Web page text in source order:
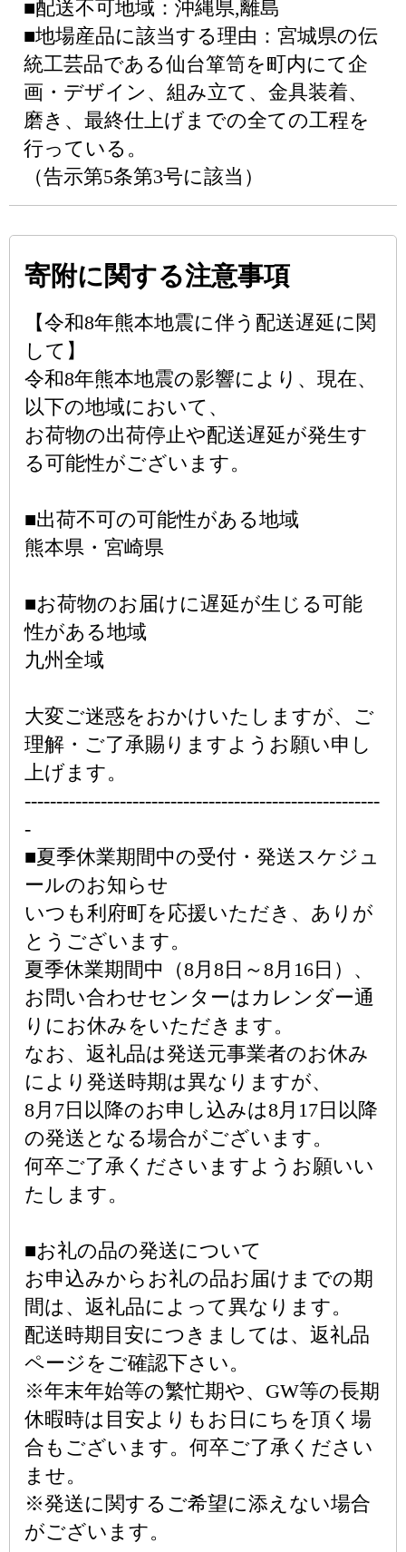
■配送不可地域：沖縄県,離島
■地場産品に該当する理由：宮城県の伝
統工芸品である仙台箪笥を町内にて企
画・デザイン、組み立て、金具装着、
磨き、最終仕上げまでの全ての工程を
行っている。
（告示第5条第3号に該当）
寄附に関する注意事項
【令和8年熊本地震に伴う配送遅延に関
して】
令和8年熊本地震の影響により、現在、
以下の地域において、
お荷物の出荷停止や配送遅延が発生す
る可能性がございます。
■出荷不可の可能性がある地域
熊本県・宮崎県
■お荷物のお届けに遅延が生じる可能
性がある地域
九州全域
大変ご迷惑をおかけいたしますが、ご
理解・ご了承賜りますようお願い申し
上げます。
--------------------------------------------------------
-
■夏季休業期間中の受付・発送スケジュ
ールのお知らせ
いつも利府町を応援いただき、ありが
とうございます。
夏季休業期間中（8月8日～8月16日）、
お問い合わせセンターはカレンダー通
りにお休みをいただきます。
なお、返礼品は発送元事業者のお休み
により発送時期は異なりますが、
8月7日以降のお申し込みは8月17日以降
の発送となる場合がございます。
何卒ご了承くださいますようお願いい
たします。
■お礼の品の発送について
お申込みからお礼の品お届けまでの期
間は、返礼品によって異なります。
配送時期目安につきましては、返礼品
ページをご確認下さい。
※年末年始等の繁忙期や、GW等の長期
休暇時は目安よりもお日にちを頂く場
合もございます。何卒ご了承ください
ませ。
※発送に関するご希望に添えない場合
がございます。